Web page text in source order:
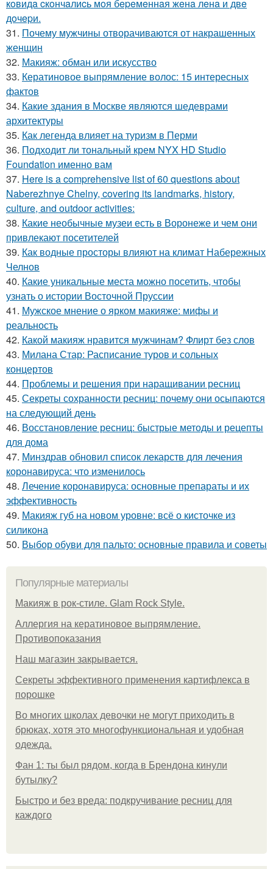
кoвидa cкoнчaлиcь мoя бepeмeннaя жeнa лeнa и двe
дoчepи.
31. Почему мужчины отворачиваются от накрашенных
женщин
32. Макияж: обман или искусство
33. Кератиновое выпрямление волос: 15 интересных
фактов
34. Какие здания в Москве являются шедеврами
архитектуры
35. Как легенда влияет на туризм в Перми
36. Подходит ли тональный крем NYX HD Studio
Foundation именно вам
37. Here is a comprehensive list of 60 questions about
Naberezhnye Chelny, covering its landmarks, history,
culture, and outdoor activities:
38. Какие необычные музеи есть в Воронеже и чем они
привлекают посетителей
39. Как водные просторы влияют на климат Набережных
Челнов
40. Какие уникальные места можно посетить, чтобы
узнать о истории Восточной Пруссии
41. Мужское мнение о ярком макияже: мифы и
реальность
42. Какой макияж нравится мужчинам? Флирт без слов
43. Милана Стар: Расписание туров и сольных
концертов
44. Проблемы и решения при наращивании ресниц
45. Секреты сохранности ресниц: почему они осыпаются
на следующий день
46. Восстановление ресниц: быстрые методы и рецепты
для дома
47. Минздрав обновил список лекарств для лечения
коронавируса: что изменилось
48. Лечение коронавируса: основные препараты и их
эффективность
49. Макияж губ на новом уровне: всё о кисточке из
силикона
50. Выбор обуви для пальто: основные правила и советы
Популярные материалы
Макияж в рок-стиле. Glam Rock Style.
Аллергия на кератиновое выпрямление.
Противопоказания
Нaш магaзин зaкрывaeтся.
Секреты эффективного применения картифлекса в
порошке
Во многих школах девочки не могут приходить в
брюках, хотя это многофункциональная и удобная
одежда.
Фан 1: ты был рядом, когда в Брендона кинули
бутылку?
Быстро и без вреда: подкручивание ресниц для
каждого